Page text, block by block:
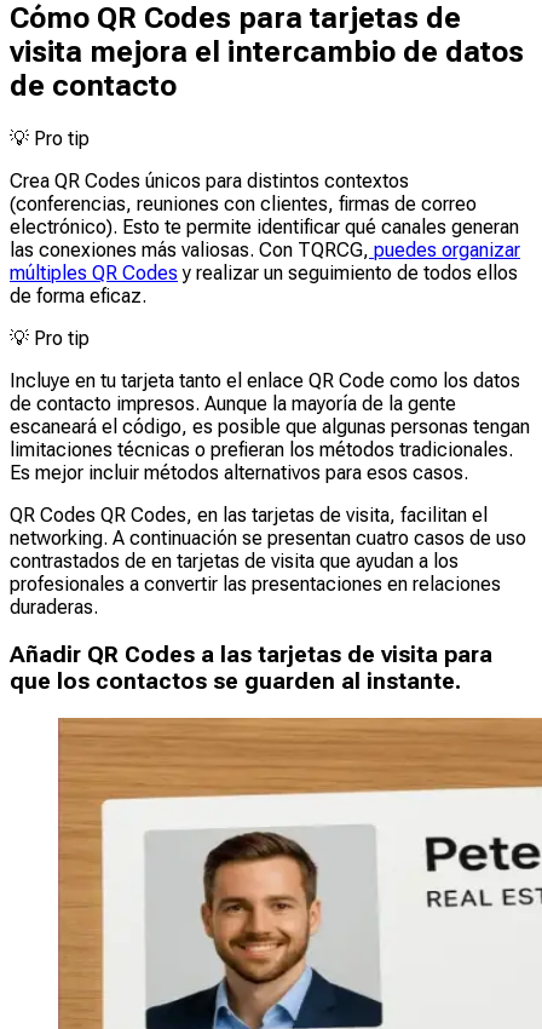
Cómo QR Codes para tarjetas de
visita mejora el intercambio de datos
de contacto
💡 Pro tip
Crea QR Codes únicos para distintos contextos
(conferencias, reuniones con clientes, firmas de correo
electrónico). Esto te permite identificar qué canales generan
las conexiones más valiosas. Con TQRCG, puedes organizar
múltiples QR Codes y realizar un seguimiento de todos ellos
de forma eficaz.
💡 Pro tip
Incluye en tu tarjeta tanto el enlace QR Code como los datos
de contacto impresos. Aunque la mayoría de la gente
escaneará el código, es posible que algunas personas tengan
limitaciones técnicas o prefieran los métodos tradicionales.
Es mejor incluir métodos alternativos para esos casos.
QR Codes QR Codes, en las tarjetas de visita, facilitan el
networking. A continuación se presentan cuatro casos de uso
contrastados de en tarjetas de visita que ayudan a los
profesionales a convertir las presentaciones en relaciones
duraderas.
Añadir QR Codes a las tarjetas de visita para
que los contactos se guarden al instante.